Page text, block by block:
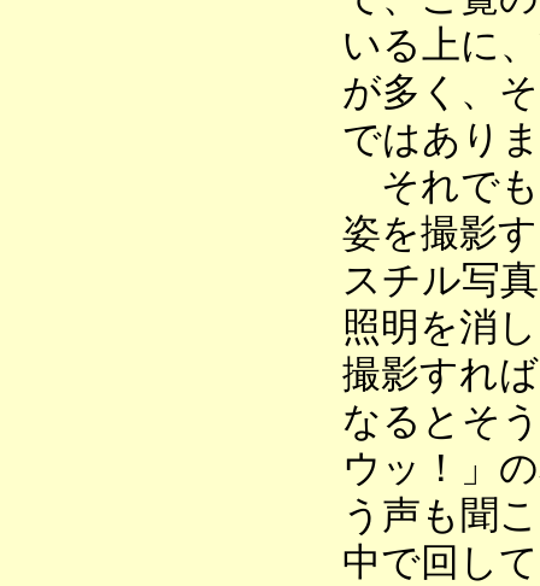
いる上に
が多く、
ではあり
それでも
姿を撮影
スチル写
照明を消
撮影すれ
なるとそ
ウッ！」
う声も聞
中で回し